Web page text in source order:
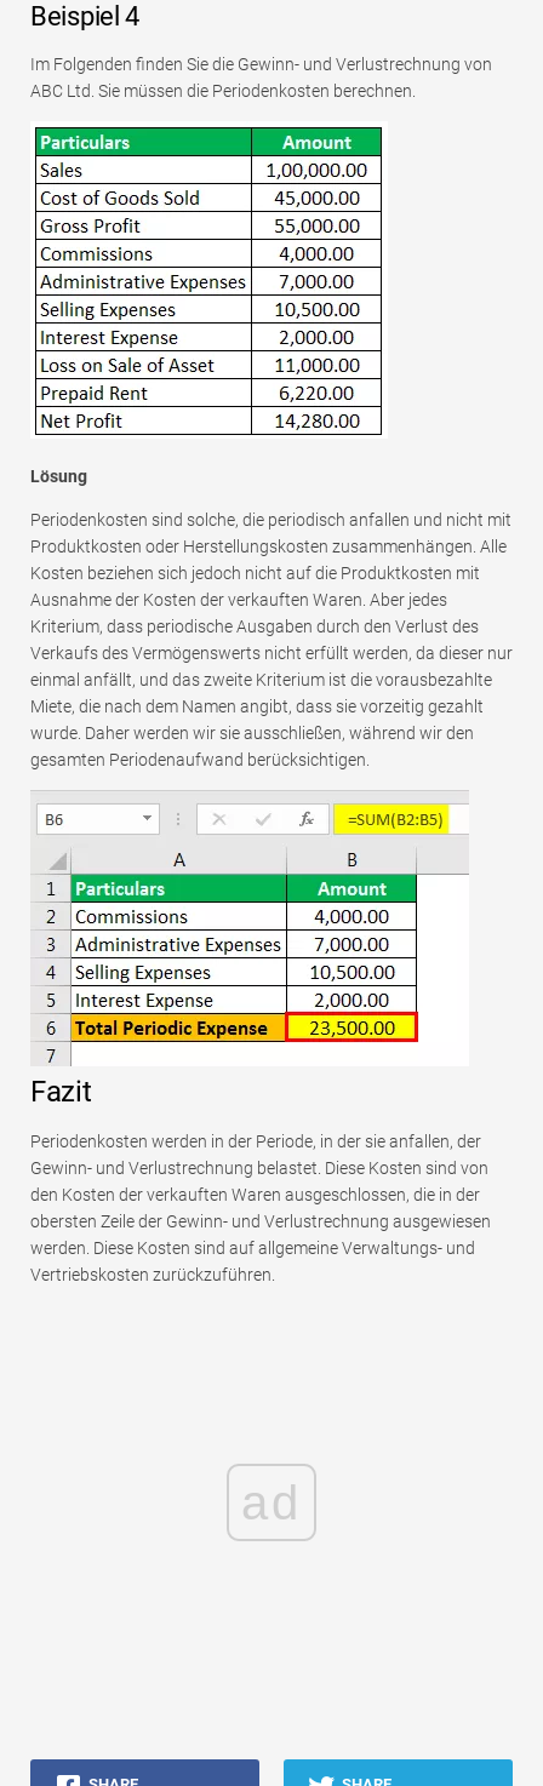
Beispiel 4
Im Folgenden finden Sie die Gewinn- und Verlustrechnung von
ABC Ltd. Sie müssen die Periodenkosten berechnen.
Lösung
Periodenkosten sind solche, die periodisch anfallen und nicht mit
Produktkosten oder Herstellungskosten zusammenhängen. Alle
Kosten beziehen sich jedoch nicht auf die Produktkosten mit
Ausnahme der Kosten der verkauften Waren. Aber jedes
Kriterium, dass periodische Ausgaben durch den Verlust des
Verkaufs des Vermögenswerts nicht erfüllt werden, da dieser nur
einmal anfällt, und das zweite Kriterium ist die vorausbezahlte
Miete, die nach dem Namen angibt, dass sie vorzeitig gezahlt
wurde. Daher werden wir sie ausschließen, während wir den
gesamten Periodenaufwand berücksichtigen.
Fazit
Periodenkosten werden in der Periode, in der sie anfallen, der
Gewinn- und Verlustrechnung belastet. Diese Kosten sind von
den Kosten der verkauften Waren ausgeschlossen, die in der
obersten Zeile der Gewinn- und Verlustrechnung ausgewiesen
werden. Diese Kosten sind auf allgemeine Verwaltungs- und
Vertriebskosten zurückzuführen.
ad